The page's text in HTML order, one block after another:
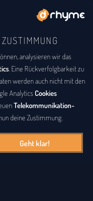
analysieren wir das
. Eine Rückverfolgbarkeit zu
werden auch nicht mit den
Analytics Cookies
Telekommunikation-
deine Zustimmung.
Geht klar!
Auflistung aller
EinAnagrammist eine
der Buchstaben einer
Lexikon hingegen
Wörter, die durch